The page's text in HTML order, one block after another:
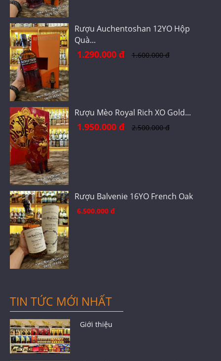
Rượu Auchentoshan 12YO Hộp
Quà...
1.290.000 đ 1.600.000 đ
Rượu Mèo Royal Rich XO Gold...
1.950.000 đ 2.500.000 đ
Rượu Balvenie 16YO French Oak
6.500.000 đ
TIN TỨC MỚI NHẤT
Giới thiệu